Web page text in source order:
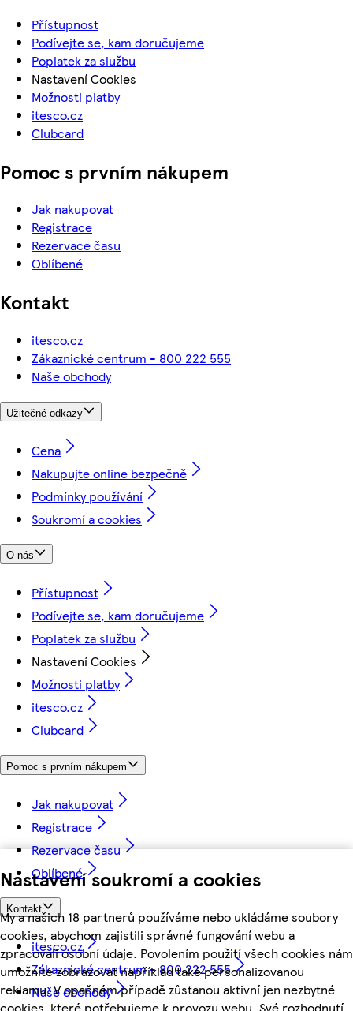
Nastavení soukromí a cookies
My a našich 18 partnerů používáme nebo ukládáme soubory
cookies, abychom zajistili správné fungování webu a
zpracovali osobní údaje. Povolením použití všech cookies nám
umožníte zobrazovat například také personalizovanou
reklamu. V opačném případě zůstanou aktivní jen nezbytné
cookies, které potřebujeme k provozu webu. Své rozhodnutí
Přístupnost
Podívejte se, kam doručujeme
Poplatek za službu
Nastavení Cookies
Možnosti platby
itesco.cz
Clubcard
Pomoc s prvním nákupem
Jak nakupovat
Registrace
Rezervace času
Oblíbené
Kontakt
itesco.cz
Zákaznické centrum - 800 222 555
Naše obchody
Užitečné odkazy
Cena
Nakupujte online bezpečně
Podmínky používání
Soukromí a cookies
O nás
Přístupnost
Podívejte se, kam doručujeme
Poplatek za službu
Nastavení Cookies
Možnosti platby
itesco.cz
Clubcard
Pomoc s prvním nákupem
Jak nakupovat
Registrace
Rezervace času
Oblíbené
Kontakt
itesco.cz
Zákaznické centrum - 800 222 555
Naše obchody